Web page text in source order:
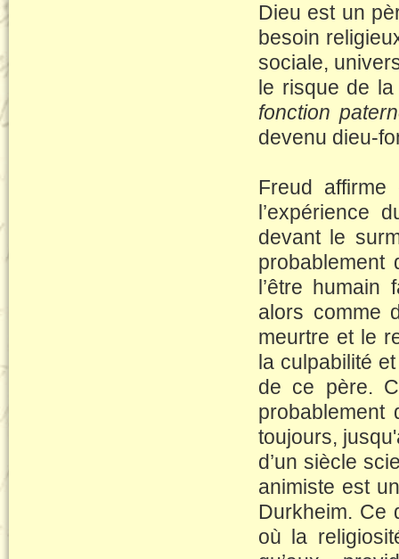
Dieu est un
besoin
sociale,
le risque de
fonction
devenu dieu-
Freud
l’expérience
devant le
probablement
l’être
alors comme
meurtre et le
la culpabilité
de ce père.
probablement
toujours,
d’un siècle
animiste est
Durkheim. Ce
où la